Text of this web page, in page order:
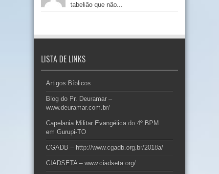
tabelião que não...
LISTA DE LINKS
Artigos Bíblicos
Blog do Pr. Deuramar –
www.deuramar.com.br/
Capelania Militar Evangélica do 4º BPM
em Gurupi-TO
CGADB – http://www.cgadb.org.br/2018a/
CIADSETA – www.ciadseta.org/